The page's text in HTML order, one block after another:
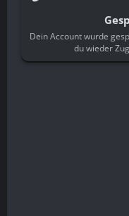
Dein Account wurde
du wieder